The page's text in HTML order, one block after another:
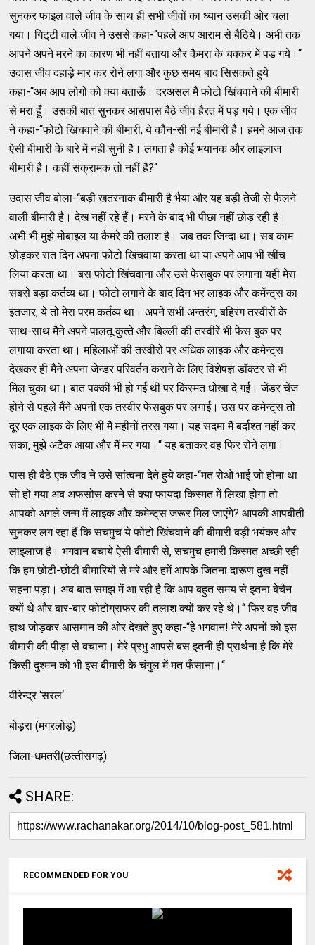
सुनकर फाइल वाले जीव के साथ ही सभी जीवों का ध्‍यान उसकी ओर चला
गया। गिट्‌टी वाले जीव ने उससे कहा-‘‘पहले आप आराम से बैठिये। अभी तक
आपने अपने मरने का कारण भी नहीं बताया और कैमरा के चक्‍कर में पड गये।‘‘
उदास जीव दहाड़े मार कर रोने लगा और कुछ समय बाद सिसकते हुये
कहा-‘‘अब आप लोगों को क्‍या बताऊँ। दरअसल मैं फोटो खिंचवाने की बीमारी
से मरा हूँ। उसकी बात सुनकर आसपास बैठे जीव हैरत में पड़ गये। एक जीव
ने कहा-‘‘फोटो खिंचवाने की बीमारी, ये कौन-सी नई बीमारी है। हमने आज तक
ऐसी बीमारी के बारे में नहीं सुनी है। लगता है कोई भयानक और लाइलाज
बीमारी है। कहीं संक्रामक तो नहीं हैं?‘‘
उदास जीव बोला-‘‘बड़ी खतरनाक बीमारी है भैया और यह बड़ी तेजी से फैलने
वाली बीमारी है। देख नहीं रहे हैं। मरने के बाद भी पीछा नहीं छोड़ रही है।
अभी भी मुझे मोबाइल या कैमरे की तलाश है। जब तक जिन्‍दा था। सब काम
छोड़कर रात दिन अपना फोटो खिंचवाया करता था या अपने आप भी खींच
लिया करता था। बस फोटो खिंचवाना और उसे फेसबुक पर लगाना यही मेरा
सबसे बड़ा कर्तव्‍य था। फोटो लगाने के बाद दिन भर लाइक और कमेंन्‍ट्‌स का
इंतजार, ये तो मेरा परम कर्तव्‍य था। अपने सभी अन्‍तरंग, बहिरंग तस्‍वीरों के
साथ-साथ मैंने अपने पालतू कुत्‍ते और बिल्‍ली की तस्‍वीरें भी फेस बुक पर
लगाया करता था। महिलाओं की तस्‍वीरों पर अधिक लाइक और कमेन्‍ट्‌स
देखकर ही मैंने अपना जेन्‍डर परिवर्तन कराने के लिए विशेषज्ञ डॉक्‍टर से भी
मिल चुका था। बात पक्‍की भी हो गई थी पर किस्‍मत धोखा दे गई। जेंडर चेंज
होने से पहले मैंने अपनी एक तस्‍वीर फेसबुक पर लगाई। उस पर कमेन्‍ट्‌स तो
दूर एक लाइक के लिए भी मैं महीनों तरस गया। यह सदमा मैं बर्दाश्‍त नहीं कर
सका, मुझे अटैक आया और मैं मर गया।‘‘ यह बताकर वह फिर रोने लगा।
पास ही बैठे एक जीव ने उसे सांत्‍वना देते हुये कहा-‘‘मत रोओ भाई जो होना था
सो हो गया अब अफसोस करने से क्‍या फायदा किस्‍मत में लिखा होगा तो
आपको अगले जन्‍म में लाइक और कमेन्‍ट्‌स जरूर मिल जाएंगे? आपकी आपबीती
सुनकर लग रहा हैं कि सचमुच ये फोटो खिंचवाने की बीमारी बड़ी भयंकर और
लाइलाज है। भगवान बचाये ऐसी बीमारी से, सचमुच हमारी किस्‍मत अच्‍छी रही
कि हम छोटी-छोटी बीमारियों से मरे और हमें आपके जितना दारूण दुख नहीं
सहना पड़ा। अब बात समझ में आ रही है कि आप बहुत समय से इतना बेचैन
क्‍यों थे और बार-बार फोटोग्राफर की तलाश क्‍यों कर रहे थे।‘‘ फिर वह जीव
हाथ जोड़कर आसमान की ओर देखते हुए कहा-‘‘हे भगवान! मेरे अपनों को इस
बीमारी की पीड़ा से बचाना। मेरे प्रभु आपसे बस इतनी ही प्रार्थना है कि मेरे
किसी दुश्‍मन को भी इस बीमारी के चंगुल में मत फँसाना।‘‘
वीरेन्‍द्र ‘सरल‘
बोड़रा (मगरलोड़)
जिला-धमतरी(छत्‍तीसगढ़)
SHARE:
RECOMMENDED FOR YOU